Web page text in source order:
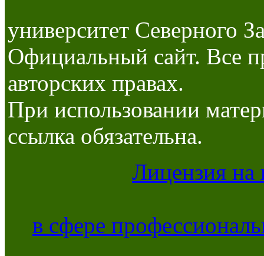
университет Северного
Официальный сайт. Все
авторских правах.
При использовании
ссылка обязательна.
Лицензия на
в сфере